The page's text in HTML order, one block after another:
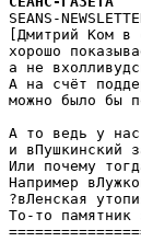
SEANS-
[Дмитрий Ком в
хорошо
а не
А на счёт
можно было бы
А то ведь у нас
и вПушкинский
Или почему
Например
?вЛенская
То-то памятник